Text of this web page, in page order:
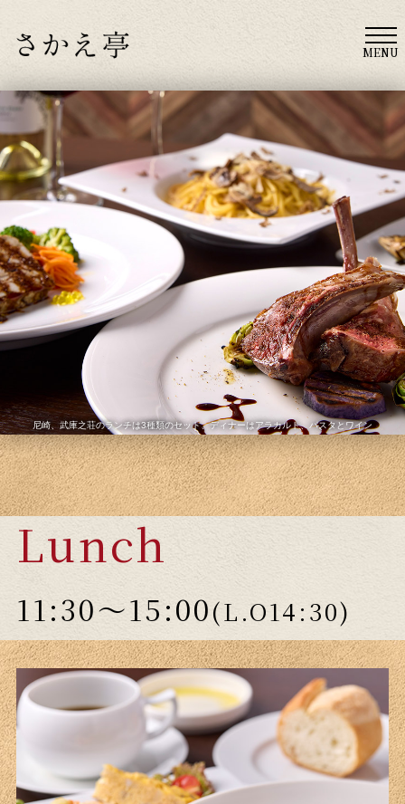
尼崎、武庫之荘のランチは3種類のセット、ディナーはアラカルト、パスタとワイン
Lunch
11:30～15:00(L.O14:30)